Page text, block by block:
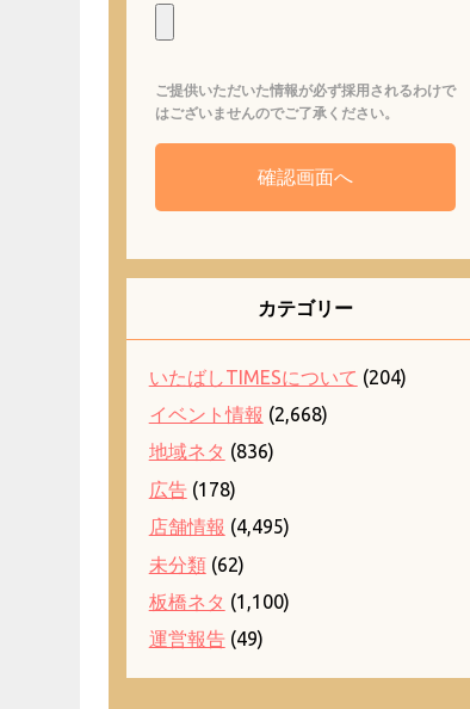
ご提供いただいた情報が必ず採用されるわけで
はございませんのでご了承ください。
カテゴリー
いたばしTIMESについて (204)
イベント情報 (2,668)
地域ネタ (836)
広告(178)
店舗情報 (4,495)
未分類(62)
板橋ネタ (1,100)
運営報告(49)